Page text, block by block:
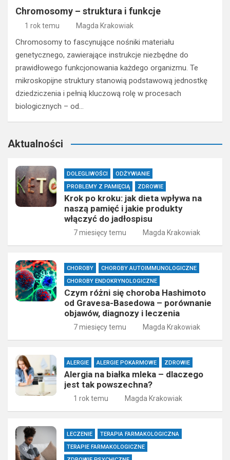
Chromosomy – struktura i funkcje
1 rok temu Magda Krakowiak
Chromosomy to fascynujące nośniki materiału
genetycznego, zawierające instrukcje niezbędne do
prawidłowego funkcjonowania każdego organizmu. Te
mikroskopijne struktury stanowią podstawową jednostkę
dziedziczenia i pełnią kluczową rolę w procesach
biologicznych – od…
Aktualności
DOLEGLIWOŚCI
ODŻYWIANIE
PROBLEMY Z PAMIĘCIĄ
ZDROWIE
Krok po kroku: jak dieta wpływa na
naszą pamięć i jakie produkty
włączyć do jadłospisu
7 miesięcy temu Magda Krakowiak
CHOROBY
CHOROBY AUTOIMMUNOLOGICZNE
CHOROBY ENDOKRYNOLOGICZNE
Czym różni się choroba Hashimoto
od Gravesa-Basedowa – porównanie
objawów, diagnozy i leczenia
7 miesięcy temu Magda Krakowiak
ALERGIE ALERGIE POKARMOWE ZDROWIE
Alergia na białka mleka – dlaczego
jest tak powszechna?
1 rok temu Magda Krakowiak
LECZENIE
TERAPIA FARMAKOLOGICZNA
TERAPIE FARMAKOLOGICZNE